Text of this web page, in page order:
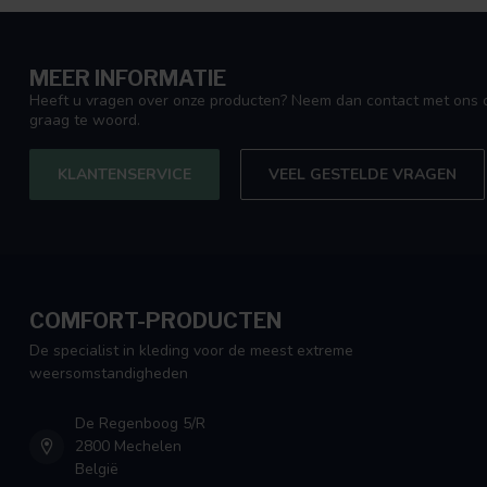
Leroy & Sanne
Publié le 4 octobre 2024 at 16:26
Wij zijn verhuisd naar curacao en hadden nog even geen
Nederland en de volgende dag al binnen, wij slapen heerlijk!
Marina Kool
Publié le 19 août 2024 at 10:35
heerlijk verkoelend
MEER INFORMATIE
Heeft u vragen over onze producten? Neem dan contact met
graag te woord.
KLANTENSERVICE VEEL GESTELDE VRAGEN
COMFORT-PRODUCTEN
De specialist in kleding voor de meest extreme
weersomstandigheden
De Regenboog 5/R
2800 Mechelen
België